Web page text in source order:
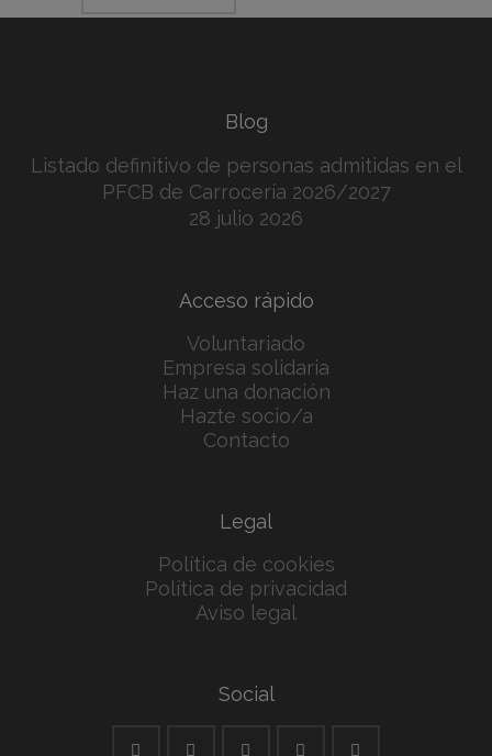
Blog
Listado definitivo de personas admitidas en el
PFCB de Carrocería 2026/2027
28 julio 2026
Acceso rápido
Voluntariado
Empresa solidaria
Haz una donación
Hazte socio/a
Contacto
Legal
Política de cookies
Política de privacidad
Aviso legal
Social